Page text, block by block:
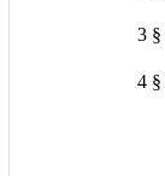
3 §
4 §